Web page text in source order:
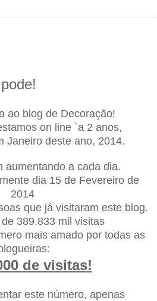
ao blog de Decoração!
on line `a 2 anos,
Janeiro deste ano, 2014.
aumentando a cada dia.
dia 15 de Fevereiro de
2014
que já visitaram este blog.
389.833 mil visitas
mais amado por todas as
de visitas!
este número, apenas